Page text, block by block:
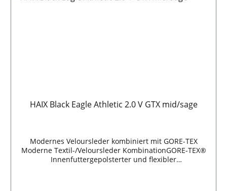
HAIX Black Eagle Athletic 2.0 V GTX mid/sage
Modernes Veloursleder kombiniert mit GORE-TEX
Moderne Textil-/Veloursleder KombinationGORE-TEX®
Innenfuttergepolsterter und flexibler